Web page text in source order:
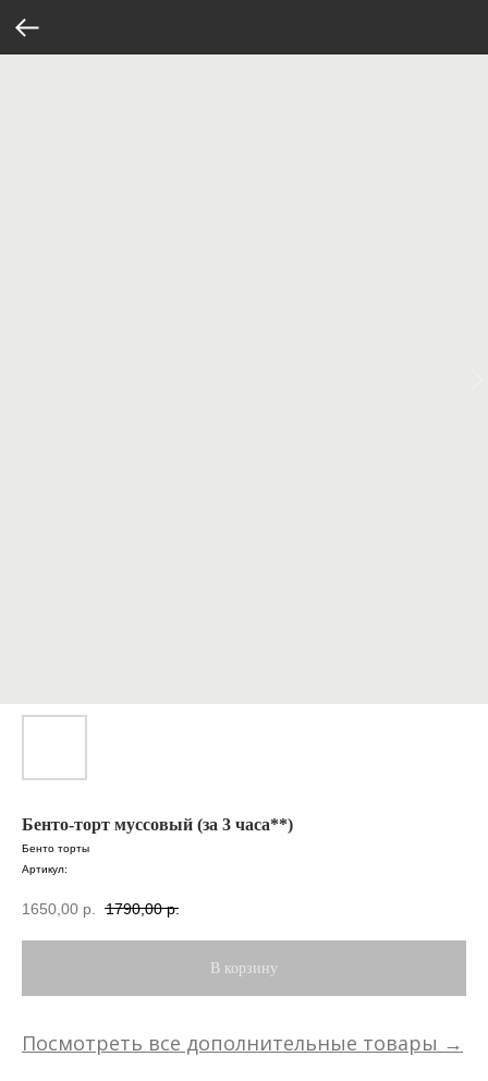
Бенто-торт муссовый (за 3 часа**)
Бенто торты
Артикул:
1650,00 р. 1790,00 р.
В корзину
Посмотреть все дополнительные товары →